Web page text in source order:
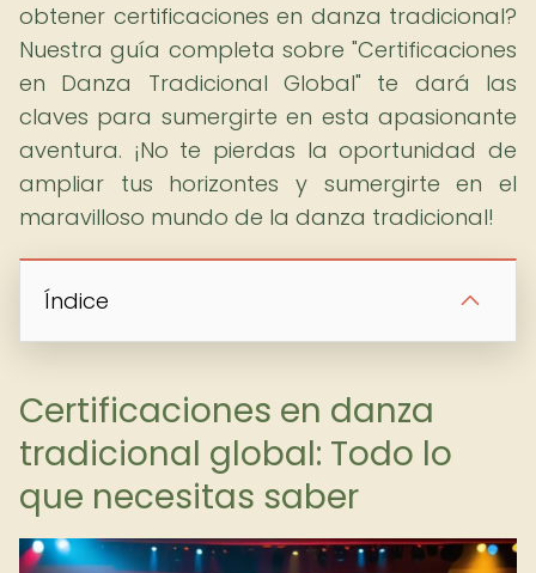
obtener certificaciones en danza tradicional?
Nuestra guía completa sobre "Certificaciones
en Danza Tradicional Global" te dará las
claves para sumergirte en esta apasionante
aventura. ¡No te pierdas la oportunidad de
ampliar tus horizontes y sumergirte en el
maravilloso mundo de la danza tradicional!
Índice
Certificaciones en danza
tradicional global: Todo lo
que necesitas saber